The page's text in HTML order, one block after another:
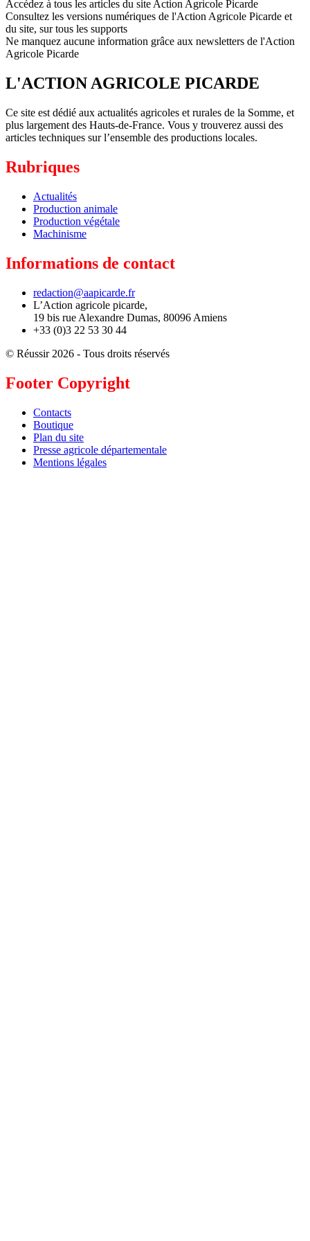
Accédez à tous les articles du site Action Agricole Picarde
Consultez les versions numériques de l'Action Agricole Picarde et
du site, sur tous les supports
Ne manquez aucune information grâce aux newsletters de l'Action
Agricole Picarde
L'ACTION AGRICOLE PICARDE
Ce site est dédié aux actualités agricoles et rurales de la Somme, et
plus largement des Hauts-de-France. Vous y trouverez aussi des
articles techniques sur l’ensemble des productions locales.
Rubriques
Actualités
Production animale
Production végétale
Machinisme
Informations de contact
redaction@aapicarde.fr
L’Action agricole picarde,
19 bis rue Alexandre Dumas, 80096 Amiens
+33 (0)3 22 53 30 44
© Réussir 2026 - Tous droits réservés
Footer Copyright
Contacts
Boutique
Plan du site
Presse agricole départementale
Mentions légales